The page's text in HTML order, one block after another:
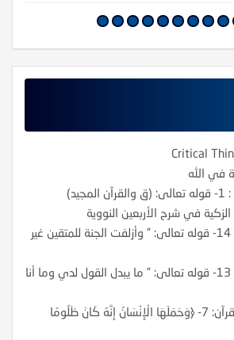
Critical
في الله
في شرح الأربعين النووية
تفسير سورة ق 14- قوله تعالى: ” وأزلفت الجنة للمتقين غير
تفسير سورة ق 13- قوله تعالى: ” ما يبدل القول لدي وما أنا
الإنسان في القرآن: 7- ﴿وَحَمَلَهَا الْإِنْسَانُ إِنَّهُ كَانَ ظَلُومًا